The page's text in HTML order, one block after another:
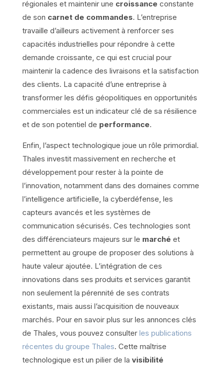
régionales et maintenir une croissance constante
de son carnet de commandes. L’entreprise
travaille d’ailleurs activement à renforcer ses
capacités industrielles pour répondre à cette
demande croissante, ce qui est crucial pour
maintenir la cadence des livraisons et la satisfaction
des clients. La capacité d’une entreprise à
transformer les défis géopolitiques en opportunités
commerciales est un indicateur clé de sa résilience
et de son potentiel de performance.
Enfin, l’aspect technologique joue un rôle primordial.
Thales investit massivement en recherche et
développement pour rester à la pointe de
l’innovation, notamment dans des domaines comme
l’intelligence artificielle, la cyberdéfense, les
capteurs avancés et les systèmes de
communication sécurisés. Ces technologies sont
des différenciateurs majeurs sur le marché et
permettent au groupe de proposer des solutions à
haute valeur ajoutée. L’intégration de ces
innovations dans ses produits et services garantit
non seulement la pérennité de ses contrats
existants, mais aussi l’acquisition de nouveaux
marchés. Pour en savoir plus sur les annonces clés
de Thales, vous pouvez consulter les publications
récentes du groupe Thales. Cette maîtrise
technologique est un pilier de la visibilité